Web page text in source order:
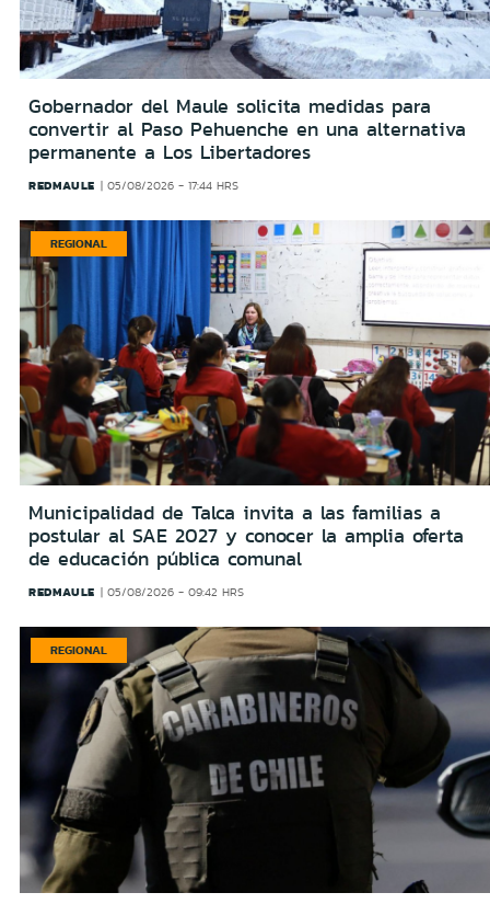
Gobernador del Maule solicita medidas para
convertir al Paso Pehuenche en una alternativa
permanente a Los Libertadores
REDMAULE 05/08/2026 - 17:44 HRS
REGIONAL
Municipalidad de Talca invita a las familias a
postular al SAE 2027 y conocer la amplia oferta
de educación pública comunal
REDMAULE 05/08/2026 - 09:42 HRS
REGIONAL